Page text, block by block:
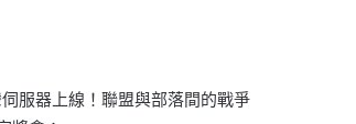
服器上線！聯盟與部落間的戰爭